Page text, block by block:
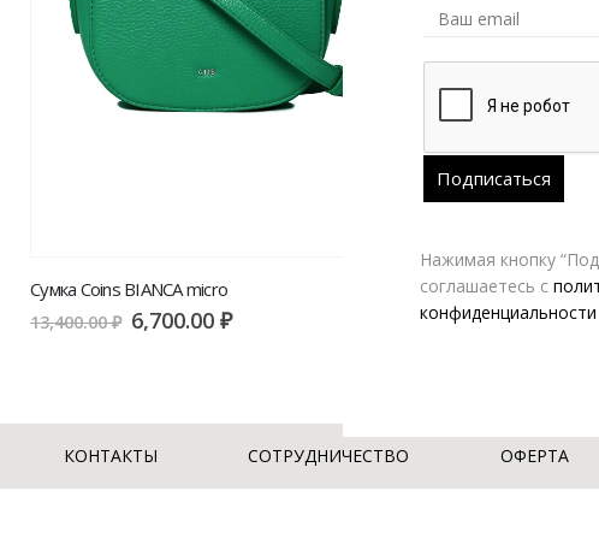
Сумка Coins BIANCA micro
13,400.00₽ 6,700.00₽
Сумка Coins BIANCA
13,400.00₽ 6,700.00
КОНТАКТЫ СОТРУДНИЧЕСТВО ОФЕРТА
Нажимая кнопку
соглашаетесь с
конфиденциальности